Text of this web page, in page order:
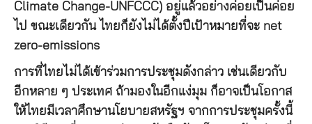
Climate Change-UNFCCC) อยู่แล้วอย่างค่อยเป็นค่อย
ไป ขณะเดียวกัน ไทยก็ยังไม่ได้ตั้งปีเป้าหมายที่จะ net
zero-emissions
การที่ไทยไม่ได้เข้าร่วมการประชุมดังกล่าว เช่นเดียวกับ
อีกหลาย ๆ ประเทศ ถ้ามองในอีกแง่มุม ก็อาจเป็นโอกาส
ให้ไทยมีเวลาศึกษานโยบายสหรัฐฯ จากการประชุมครั้งนี้